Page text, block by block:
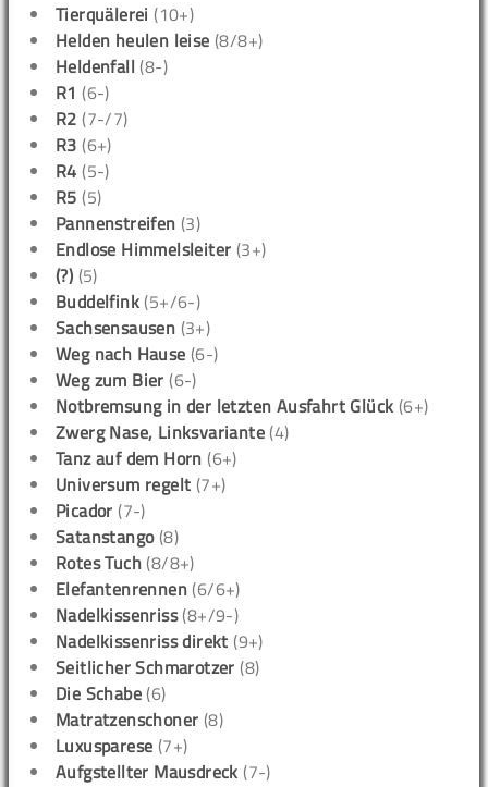
Tierquälerei (10+)
Helden heulen leise (8/8+)
Heldenfall (8-)
R1 (6-)
R2 (7-/7)
R3 (6+)
R4 (5-)
R5 (5)
Pannenstreifen (3)
Endlose Himmelsleiter (3+)
(?) (5)
Buddelfink (5+/6-)
Sachsensausen (3+)
Weg nach Hause (6-)
Weg zum Bier (6-)
Notbremsung in der letzten Ausfahrt Glück (6+)
Zwerg Nase, Linksvariante (4)
Tanz auf dem Horn (6+)
Universum regelt (7+)
Picador (7-)
Satanstango(8)
Rotes Tuch (8/8+)
Elefantenrennen (6/6+)
Nadelkissenriss(8+/9-)
Nadelkissenriss direkt (9+)
Seitlicher Schmarotzer (8)
Die Schabe (6)
Matratzenschoner (8)
Luxusparese (7+)
Aufgstellter Mausdreck (7-)